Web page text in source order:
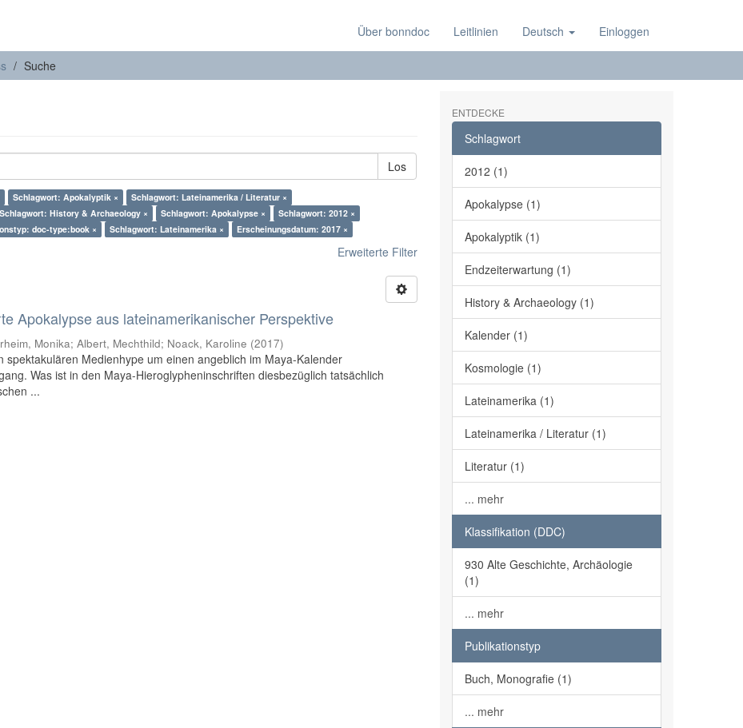
Über bonndoc Leitlinien Deutsch Einloggen
Suche
Los
Schlagwort: Apokalyptik ×
Schlagwort: Lateinamerika / Literatur ×
Schlagwort: History & Archaeology × Schlagwort: Apokalypse ×
Schlagwort: 2012 ×
doc-type:book × Schlagwort: Lateinamerika × Erscheinungsdatum: 2017 ×
Erweiterte Filter
Apokalypse aus lateinamerikanischer Perspektive
Monika; Albert, Mechthild; Noack, Karoline (2017)
spektakulären Medienhype um einen angeblich im Maya-Kalender
Was ist in den Maya-Hieroglypheninschriften diesbezüglich tatsächlich
...
ENTDECKE
Schlagwort
2012 (1)
Apokalypse (1)
Apokalyptik (1)
Endzeiterwartung (1)
History & Archaeology (1)
Kalender (1)
Kosmologie (1)
Lateinamerika (1)
Lateinamerika / Literatur (1)
Literatur (1)
... mehr
Klassifikation (DDC)
930 Alte Geschichte, Archäologie
(1)
... mehr
Publikationstyp
Buch, Monografie (1)
... mehr